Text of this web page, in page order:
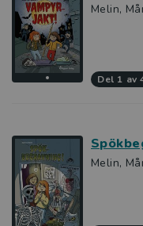
Melin,
del 1 av
Melin,